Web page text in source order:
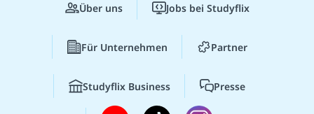
Über uns Jobs bei Studyflix
Für Unternehmen Partner
Studyflix Business Presse